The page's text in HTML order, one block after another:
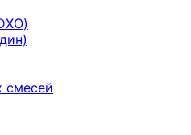
смесей